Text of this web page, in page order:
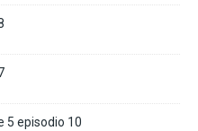
5 episodio 10